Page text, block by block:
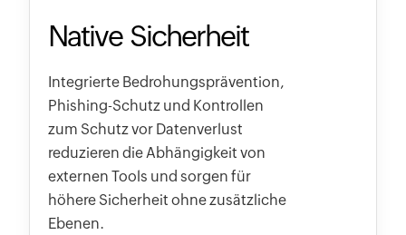
Native Sicherheit
Integrierte Bedrohungsprävention,
Phishing-Schutz und Kontrollen
zum Schutz vor Datenverlust
reduzieren die Abhängigkeit von
externen Tools und sorgen für
höhere Sicherheit ohne zusätzliche
Ebenen.